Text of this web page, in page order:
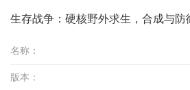
生存战争：硬核野外求生，合成与防
名称：
版本：